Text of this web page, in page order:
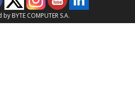
BYTE COMPUTER S.A.